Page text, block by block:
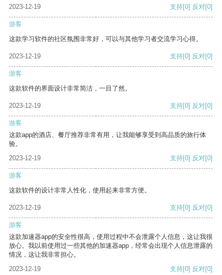
2023-12-19 支持[0] 反对[0]
游客
这款学习软件的社区氛围非常好，可以与其他学习者交流学习心得。
2023-12-19 支持[0] 反对[0]
游客
这款软件的界面设计非常简洁，一目了然。
2023-12-19 支持[0] 反对[0]
游客
这款app的酒店、餐厅推荐非常有用，让我能够享受到高品质的旅行体
验。
2023-12-19
支持[0] 反对[0]
游客
这款软件的设计非常人性化，使用起来非常方便。
2023-12-19 支持[0] 反对[0]
游客
这款加速器app的安全性很高，使用过程中不会泄露个人信息，这让我很
放心。我以前使用过一些其他的加速器app，经常会出现个人信息泄露的
情况，这让我非常担心。
2023-12-19
支持[0] 反对[0]